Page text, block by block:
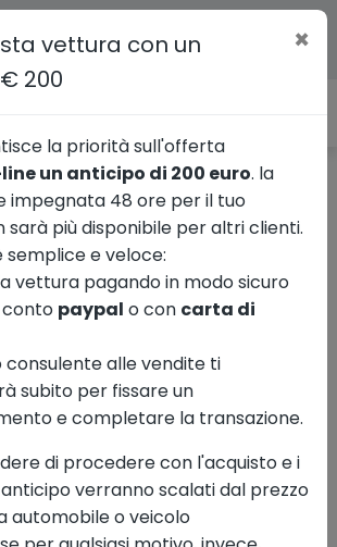
Usate
Ford
foto
custom 300 2.0
Entry L1H1 E6
vettura con un
200
×
la priorità sull'offerta
un anticipo di 200 euro. la
impegnata 48 ore per il tuo
sarà più disponibile per altri clienti.
e veloce:
vettura pagando in modo sicuro
paypal o con carta di
consulente alle vendite ti
subito per fissare un
e completare la transazione.
di procedere con l'acquisto e i
verranno scalati dal prezzo
automobile o veicolo